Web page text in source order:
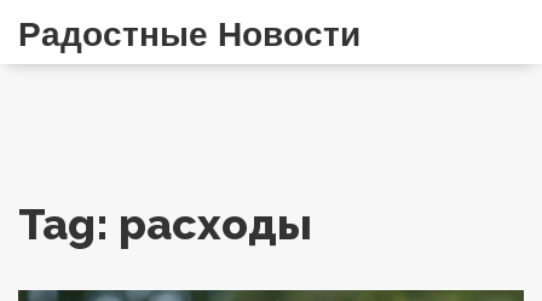
Радостные Новости
Tag: расходы